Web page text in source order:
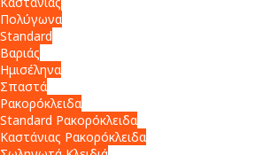
Πολύγωνα
Standard
Βαριάς
Ημισέληνα
Σπαστά
Ρακορόκλειδα
Standard Ρακορόκλειδα
Καστάνιας Ρακορόκλειδα